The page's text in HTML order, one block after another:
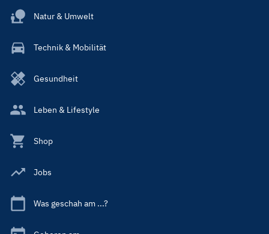
Natur & Umwelt
Technik & Mobilität
Gesundheit
Leben & Lifestyle
Shop
Jobs
Was geschah am ...?